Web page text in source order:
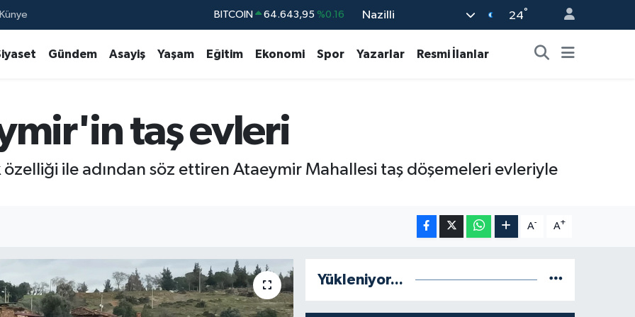
DOLAR 47,6006 %0.06
BİST100 13.799
BITCOIN 64.643,95
Nazilli 24°
Gündem Asayiş Yaşam Eğitim Ekonomi Spor Yazarlar Resmi İlanlar
taş evleri
özelliği ile adından söz ettiren Ataeymir Mahallesi taş döşemeleri evleriyle
A- A+
Yükleniyor...